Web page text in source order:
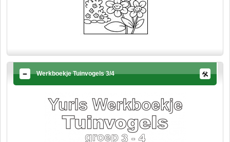
Werkboekje Tuinvogels 3/4